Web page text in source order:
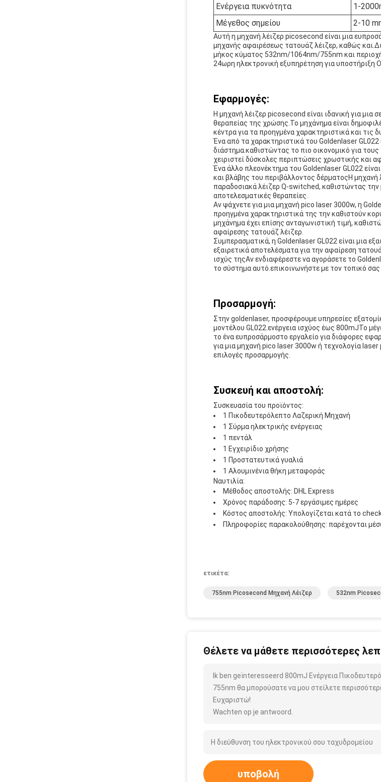
Ενέργεια πυκνότητα
1-
Μέγεθος σημείου
2-10
Αυτή η μηχανή λέιζερ picosecond είναι μια
μηχανής αφαιρέσεως τατουάζ λέιζερ, καθώς
μήκος κύματος 532nm/1064nm/755nm και
24ωρη ηλεκτρονική εξυπηρέτηση για υποστήριξη
Εφαρμογές:
Η μηχανή λέιζερ picosecond είναι ιδανική για
θεραπείας της χρώσης.Το μηχάνημα είναι
κέντρα για τα προηγμένα χαρακτηριστικά και τις
Ένα από τα χαρακτηριστικά του Goldenlaser GL022
διάστημα.καθιστώντας το πιο οικονομικό για
χειριστεί δύσκολες περιπτώσεις χρωστικής και
Ένα άλλο πλεονέκτημα του Goldenlaser GL022
και βλάβης του περιβάλλοντος δέρματοςΗ μηχανή
παραδοσιακά λέιζερ Q-switched, καθιστώντας
αποτελεσματικές θεραπείες.
Αν ψάχνετε για μια μηχανή pico laser 3000w, η
προηγμένα χαρακτηριστικά της την καθιστούν
μηχάνημα έχει επίσης ανταγωνιστική τιμή,
αφαίρεσης τατουάζ λέιζερ.
Συμπερασματικά, η Goldenlaser GL022 είναι μια
εξαιρετικά αποτελέσματα για την αφαίρεση
ισχύς τηςΑν ενδιαφέρεστε να αγοράσετε το
το σύστημα αυτό.επικοινωνήστε με τον τοπικό
Προσαρμογή:
Στην goldenlaser, προσφέρουμε υπηρεσίες
μοντέλου GL022.ενέργεια ισχύος έως 800mJΤο
το ένα ευπροσάρμοστο εργαλείο για διάφορες
για μια μηχανή pico laser 3000w ή τεχνολογία
επιλογές προσαρμογής.
Συσκευή και αποστολή:
Συσκευασία του προϊόντος:
1 Πικοδευτερόλεπτο Λαζερική Μηχανή
1 Σύρμα ηλεκτρικής ενέργειας
1 πεντάλ
1 Εγχειρίδιο χρήσης
1 Προστατευτικά γυαλιά
1 Αλουμινένια θήκη μεταφοράς
Ναυτιλία:
Μέθοδος αποστολής: DHL Express
Χρόνος παράδοσης: 5-7 εργάσιμες ημέρες
Κόστος αποστολής: Υπολογίζεται κατά το
Πληροφορίες παρακολούθησης: παρέχονται
ετικέτα:
755nm Picosecond Μηχανή Λέιζερ 532nm
Θέλετε να μάθετε περισσότερες
Ik ben geïnteresseerd 800mJ Ενέργεια
755nm θα μπορούσατε να μου στείλετε
Ευχαριστώ!
Wachten op je antwoord.
υποβολή